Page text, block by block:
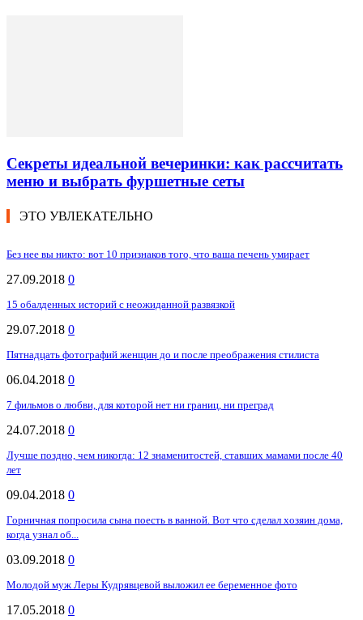
Секреты идеальной вечеринки: как рассчитать
меню и выбрать фуршетные сеты
ЭТО УВЛЕКАТЕЛЬНО
Без нее вы никто: вот 10 признаков того, что ваша печень умирает
27.09.2018 0
15 обалденных историй с неожиданной развязкой
29.07.2018 0
Пятнадцать фотографий женщин до и после преображения стилиста
06.04.2018 0
7 фильмов о любви, для которой нет ни границ, ни преград
24.07.2018 0
Лучше поздно, чем никогда: 12 знаменитостей, ставших мамами после 40
лет
09.04.2018 0
Горничная попросила сына поесть в ванной. Вот что сделал хозяин дома,
когда узнал об...
03.09.2018 0
Молодой муж Леры Кудрявцевой выложил ее беременное фото
17.05.2018 0